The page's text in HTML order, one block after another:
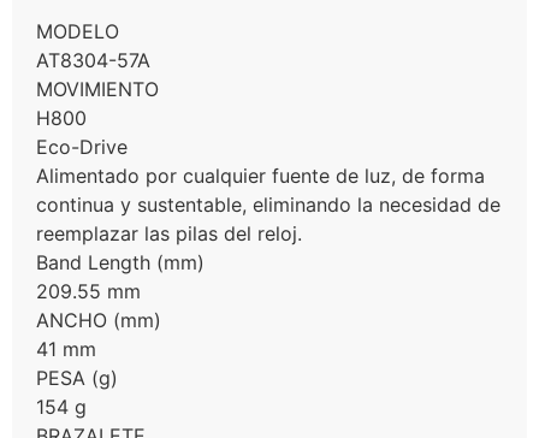
MODELO
AT8304-57A
MOVIMIENTO
H800
Eco-Drive
Alimentado por cualquier fuente de luz, de forma
continua y sustentable, eliminando la necesidad de
reemplazar las pilas del reloj.
Band Length (mm)
209.55 mm
ANCHO (mm)
41 mm
PESA (g)
154 g